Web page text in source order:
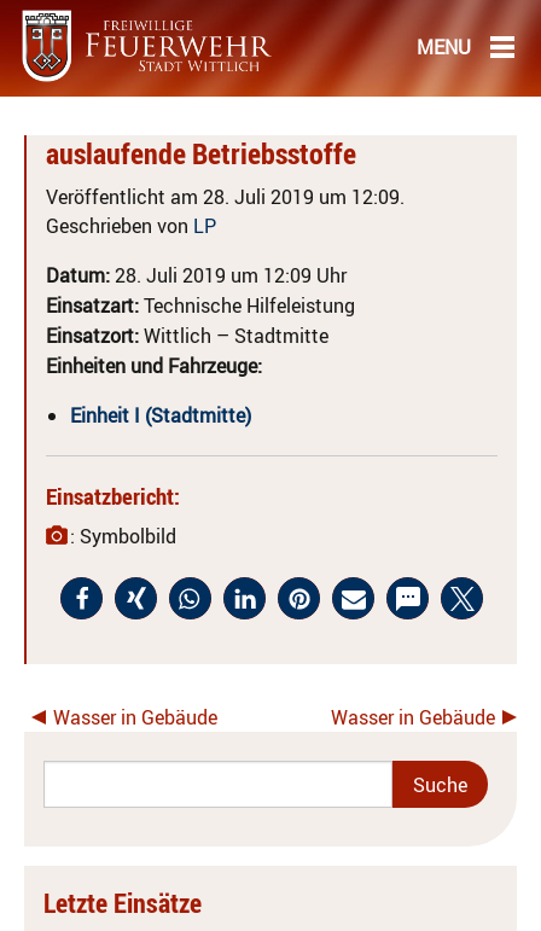
auslaufende Betriebsstoffe
Veröffentlicht am 28. Juli 2019 um 12:09.
Geschrieben von LP
Datum:28. Juli 2019 um 12:09 Uhr
Einsatzart:Technische Hilfeleistung
Einsatzort:Wittlich – Stadtmitte
Einheiten und Fahrzeuge:
Einheit I (Stadtmitte)
Einsatzbericht:
: Symbolbild
Wasser in Gebäude Wasser in Gebäude
Letzte Einsätze